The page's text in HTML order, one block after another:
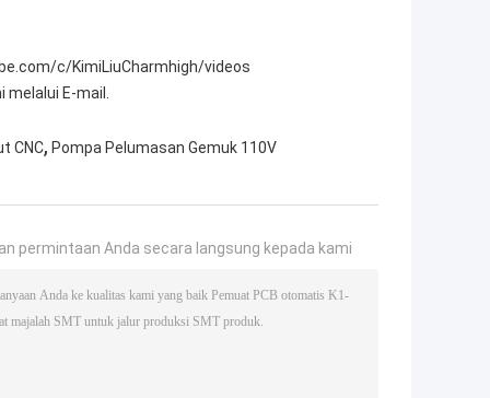
c/KimiLiuCharmhigh/videos
melalui E-mail.
CNC, Pompa Pelumasan Gemuk 110V
permintaan Anda secara langsung kepada kami